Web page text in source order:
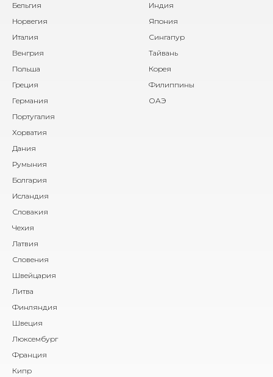
Бельгия
Норвегия
Италия
Венгрия
Польша
Греция
Германия
Португалия
Хорватия
Дания
Румыния
Болгария
Исландия
Словакия
Чехия
Латвия
Словения
Швейцария
Литва
Финляндия
Швеция
Люксембург
Франция
Кипр
Индия
Япония
Сингапур
Тайвань
Корея
Филиппины
ОАЭ